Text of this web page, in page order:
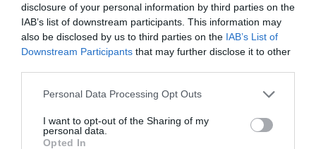
disclosure of your personal information by third parties on the
IAB’s list of downstream participants. This information may
also be disclosed by us to third parties on the IAB’s List of
Downstream Participants that may further disclose it to other
Personal Data Processing Opt Outs
I want to opt-out of the Sharing of my
personal data.
Opted In